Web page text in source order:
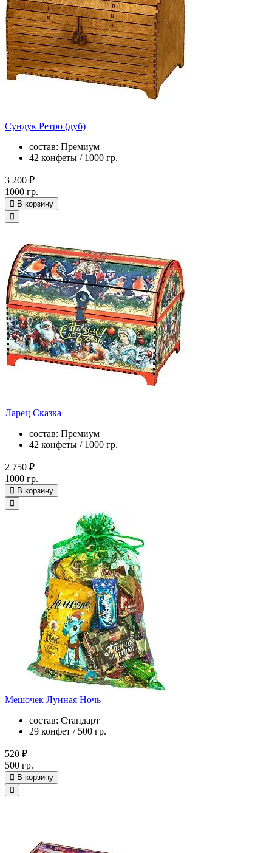
Сундук Ретро (дуб)
состав: Премиум
42 конфеты / 1000 гр.
3 200 ₽
1000 гр.
В корзину
Ларец Сказка
состав: Премиум
42 конфеты / 1000 гр.
2 750 ₽
1000 гр.
В корзину
Мешочек Лунная Ночь
состав: Стандарт
29 конфет / 500 гр.
520 ₽
500 гр.
В корзину